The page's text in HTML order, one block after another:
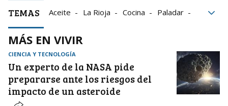
TEMAS Aceite La Rioja Cocina
Paladar
DOP Aceite de la Rioja
MÁS EN VIVIR
CIENCIA Y TECNOLOGÍA
Un experto de la NASA pide
prepararse ante los riesgos del
impacto de un asteroide